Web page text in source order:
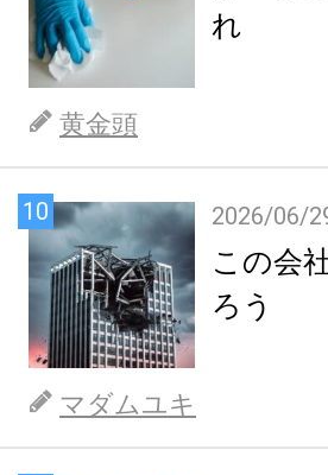
れ
黄金頭
10 2026/06/
この会
ろう
マダムユキ